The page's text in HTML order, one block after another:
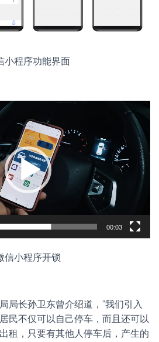
小程序功能界面
00:03
信小程序开锁
局长孙卫东曾介绍道，“我们引入
民不仅可以自己停车，而且还可以
租，只要有其他人停车后，产生的